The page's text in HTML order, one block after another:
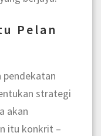
Pelan
pendekatan
strategi
akan
itu konkrit –